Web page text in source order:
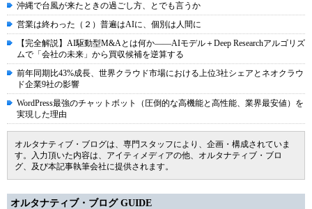
沖縄で台風が来たときの過ごし方、とでも言うか
営業は終わった（２）普遍はAIに、個別は人間に
【完全解説】AI駆動型M&Aとは何か――AIモデル＋Deep Researchアルゴリズ
ムで「会社の未来」から買収候補を逆算する
前年同期比43%成長、世界クラウド市場における上位3社シェアとネオクラウ
ド企業9社の影響
WordPress最強のチャットボット（圧倒的な高機能と高性能、業界最安値）を
実現した理由
オルタナティブ・ブログは、専門スタッフにより、企画・構成されていま
す。入力頂いた内容は、アイティメディアの他、オルタナティブ・ブロ
グ、及び本記事執筆会社に提供されます。
オルタナティブ・ブログ GUIDE